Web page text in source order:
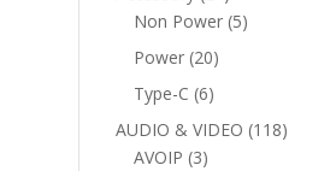
products
Non Power 55
Power 2020
Type-C 66
products
AUDIO & VIDEO 118118
AVOIP 33